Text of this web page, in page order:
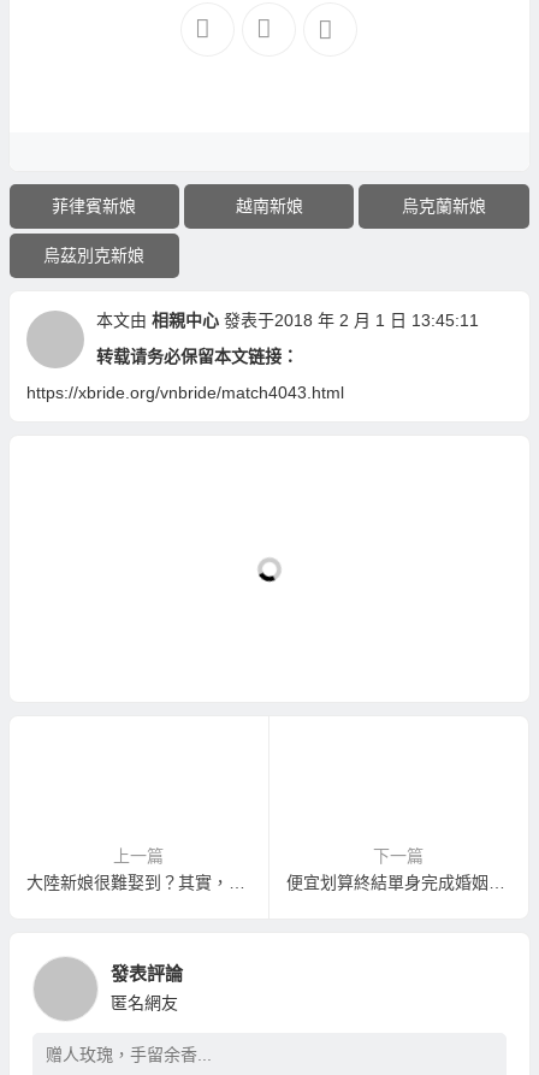
菲律賓新娘 越南新娘 烏克蘭新娘
烏茲別克新娘
本文由 相親中心 發表于2018 年 2 月 1 日 13:45:11
转载请务必保留本文链接：
https://xbride.org/vnbride/match4043.html
上一篇
下一篇
發表評論
匿名網友